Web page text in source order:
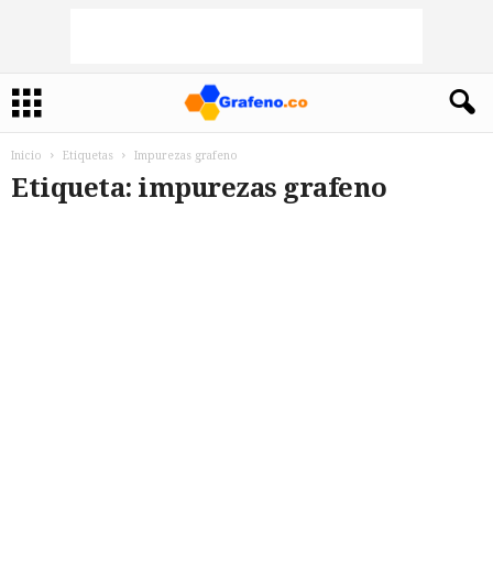
Inicio Etiquetas Impurezas grafeno
Etiqueta: impurezas grafeno